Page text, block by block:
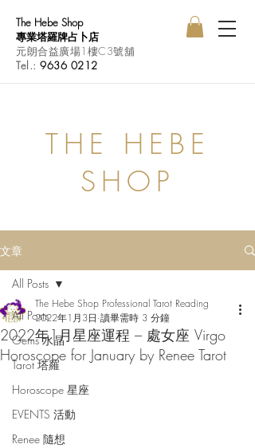
The Hebe Shop
專業塔羅牌占卜店
元朗合益廣場1樓C3號舖
Tel.:9636 0212
THE HEBE
SHOP
文章
All Posts
Gems 水晶
Tarot 塔羅
Horoscope 星座
EVENTS 活動
Renee 隨想
All Posts
2022年1月星座運程 – 處女座 Virgo
Horoscope for January by Renee Tarot
The Hebe Shop Professional Tarot Reading
2022年1月3日 讀畢需時 3 分鐘